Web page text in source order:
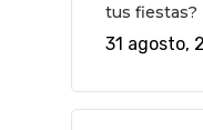
tus fiestas?
31 agosto,